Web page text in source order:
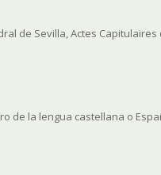
de Sevilla, Actes
de la lengua castellana o